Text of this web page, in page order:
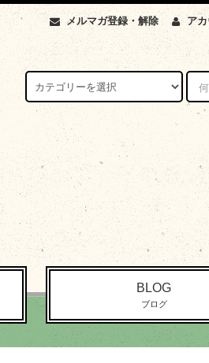
メルマガ登録・解除 ア
BLOG
ブログ